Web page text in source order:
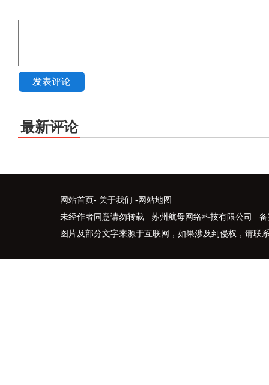
发表评论
最新评论
网站首页- 关于我们 -网站地图
未经作者同意请勿转载 苏州航母网络科技有限公司 备
图片及部分文字来源于互联网，如果涉及到侵权，请联